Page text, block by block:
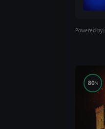
Powered by
80%